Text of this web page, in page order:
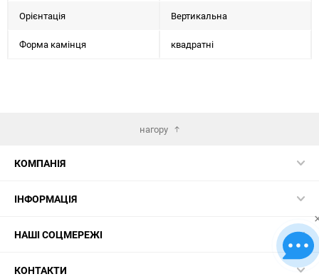
Орієнтація Вертикальна
Форма камінця квадратні
нагору
КОМПАНІЯ
ІНФОРМАЦІЯ
НАШІ СОЦМЕРЕЖІ
КОНТАКТИ